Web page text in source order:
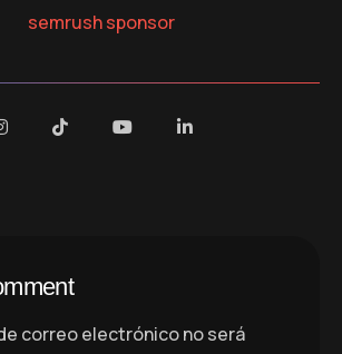
correo electrónico no será